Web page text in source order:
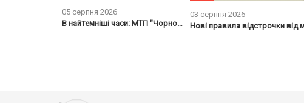
05 серпня 2026
В найтемніші часи: МТП "Чорноморськ" святкує 68-му річницю свого заснування
03 серпня 2026